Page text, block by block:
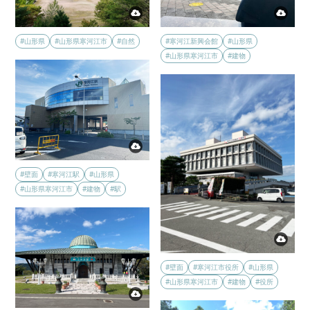
#山形県 #山形県寒河江市 #自然 #寒河江新興会館
#山形県
#山形県寒河江市
#建物
#壁面 #寒河江駅
#山形県
#山形県寒河江市
#建物 #駅
#壁面 #寒河江市役所
#山形県
#山形県寒河江市
#建物 #役所